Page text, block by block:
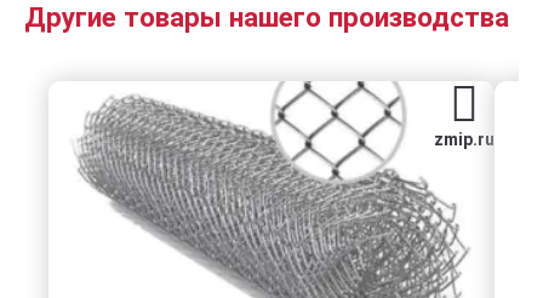
Другие товары нашего производства
zmip.ru